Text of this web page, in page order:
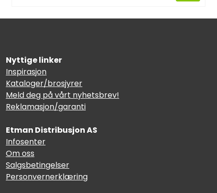
Nyttige linker
Inspirasjon
Kataloger/brosjyrer
Meld deg på vårt nyhetsbrev!
Reklamasjon/garanti
Etman Distribusjon AS
Infosenter
Om oss
Salgsbetingelser
Personvernerklæring